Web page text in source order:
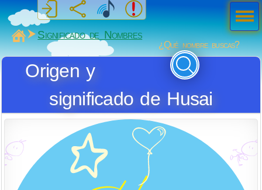
MiSabueso
Significado de Nombres
¿Qué nombre buscas?
Origen y
significado de Husai
Men
ú